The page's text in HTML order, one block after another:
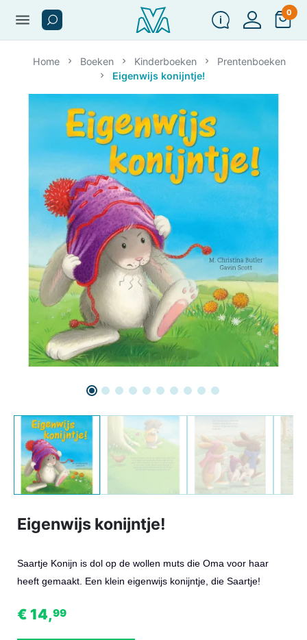
menu 0
Home Boeken Kinderboeken
Prentenboeken
Eigenwijs konijntje!
Eigenwijs konijntje!
Saartje Konijn is dol op de wollen muts die Oma voor haar
heeft gemaakt. Een klein eigenwijs konijntje, die Saartje!
€ 14,99